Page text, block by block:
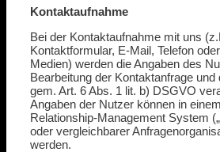
Kontaktaufnahme
Bei der Kontaktaufnahme mit uns
Kontaktformular, E-Mail, Telefon
Medien) werden die Angaben des
Bearbeitung der Kontaktanfrage und
gem. Art. 6 Abs. 1 lit. b) DSGVO
Angaben der Nutzer können in
Relationship-Management System
oder vergleichbarer
werden.